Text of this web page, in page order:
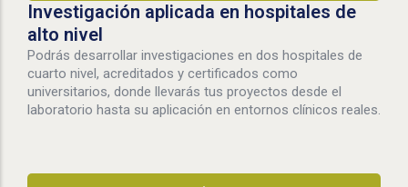
Investigación aplicada en hospitales de
alto nivel
Podrás desarrollar investigaciones en dos hospitales de
cuarto nivel, acreditados y certificados como
universitarios, donde llevarás tus proyectos desde el
laboratorio hasta su aplicación en entornos clínicos reales.